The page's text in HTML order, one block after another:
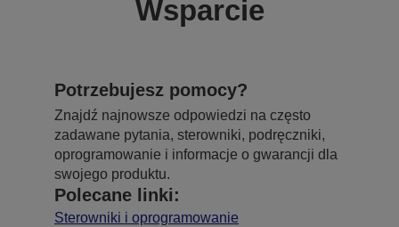
Wsparcie
Potrzebujesz pomocy?
Znajdź najnowsze odpowiedzi na często
zadawane pytania, sterowniki, podręczniki,
oprogramowanie i informacje o gwarancji dla
swojego produktu.
Polecane linki:
Sterowniki i oprogramowanie